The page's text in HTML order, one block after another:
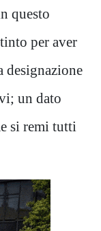
questo
per aver
designazione
un dato
si remi tutti